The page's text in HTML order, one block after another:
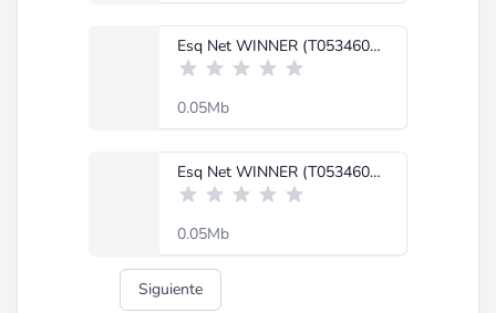
Esq Net WINNER (T0534602).pdf
0.05Mb
Esq Net WINNER (T0534601).pdf
0.05Mb
Siguiente